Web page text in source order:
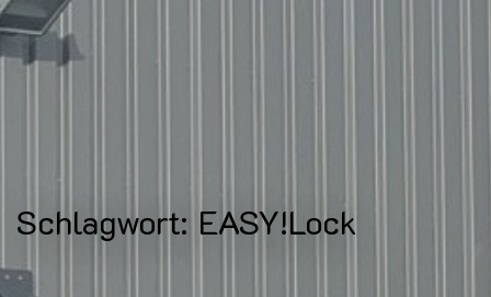
Schlagwort: EASY!Lock